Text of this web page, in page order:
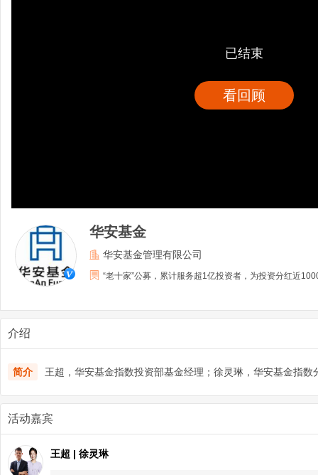
已结束
看回顾
华安基金
华安基金管理有限公司
“老十家”公募，累计服务超1亿投资者，为投资分红近
介绍
简介 王超，华安基金指数投资部基金经理；徐灵琳，华安基金指数
活动嘉宾
王超 | 徐灵琳